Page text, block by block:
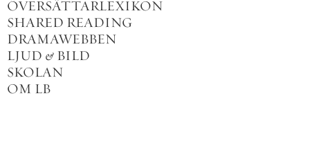
ÖVERSÄTTARLEXIKON
SHARED READING
DRAMAWEBBEN
LJUD & BILD
SKOLAN
OM LB